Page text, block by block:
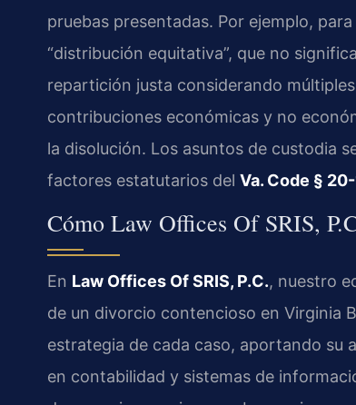
pruebas presentadas. Por ejemplo,
“distribución equitativa”, que no
repartición justa considerando
contribuciones económicas y no
la disolución. Los asuntos de custodia
factores estatutarios del Va. Code §
Cómo Law Offices Of SRIS,
En Law Offices Of SRIS, P.C., nuestro
de un divorcio contencioso en Virginia
estrategia de cada caso, aportando su
en contabilidad y sistemas de